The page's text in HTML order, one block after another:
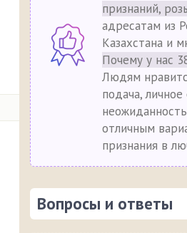
признаний,
адресатам из
Казахстана и
Почему у нас
Людям
подача,
отличным
признания в
Вопросы и ответы